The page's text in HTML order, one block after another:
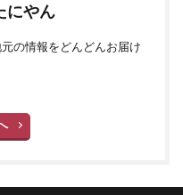
にやん
の情報をどんどんお届け